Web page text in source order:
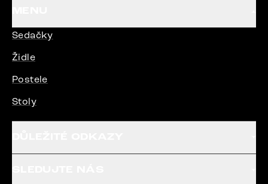
Sedačky
Židle
Postele
Stoly